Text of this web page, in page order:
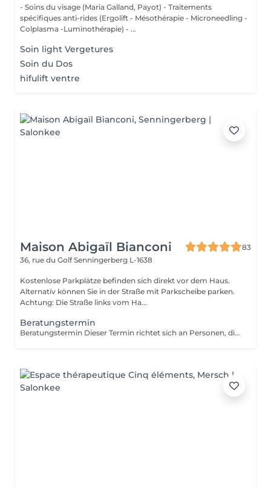
- Soins du visage (Maria Galland, Payot) - Traitements
spécifiques anti-rides (Ergolift - Mésothérapie - Microneedling -
Colplasma -Luminothérapie) - ...
Soin light Vergetures
Soin du Dos
hifulift ventre
Maison Abigaïl Bianconi
83
36, rue du GolfSenningerberg L-1638
Kostenlose Parkplätze befinden sich direkt vor dem Haus.
Alternativ können Sie in der Straße mit Parkscheibe parken.
Achtung: Die Straße links vom Ha...
Beratungstermin
Beratungstermin Dieser Termin richtet sich an Personen, die eine fachkundige Orientierung wünschen, um die für ihren Körper, ihre Bedürfnisse und ihre Ziele am besten geeignete Behandlung zu wählen. Es handelt sich um ein Gespräch, das dazu dient, eine stimmige Behandlung innerhalb der in der Maison angebotenen Leistungen festzulegen. Der Beratungstermin wird mit 30 € berechnet und ist vollständig auf eine anschließende Behandlung anrechenbar. Dieser Betrag dient der Sicherstellung der Terminreservierung und der Einhaltung des Zeitfensters. Bei Nichterscheinen oder kurzfristiger Absage (weniger als 48 Stunden vorher) wird der Betrag nicht zurückerstattet.